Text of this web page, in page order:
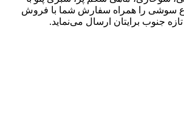
سوشی را همراه سفارش شما با فروش
تازه جنوب برایتان ارسال می‌نماید.